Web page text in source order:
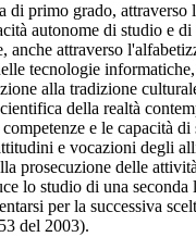
di primo grado, attraverso
autonome di studio e
anche attraverso
tecnologie
alla tradizione
della realtà
e le capacità di
e vocazioni degli
prosecuzione delle
lo studio di una
per la successiva
del 2003).